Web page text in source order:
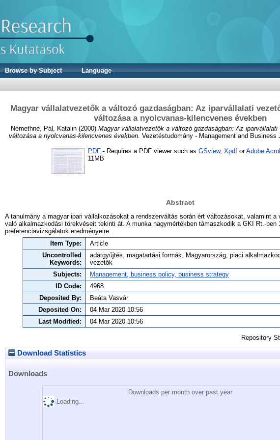
Browse by Subject
Language
Magyar vállalatvezetők a változó gazdaságban: Az iparvállalati
változása a nyolcvanas-kilencvenes években
Némethné, Pál, Katalin (2000) Magyar vállalatvezetők a változó gazdaságban: Az
változása a nyolcvanas-kilencvenes években. Vezetéstudomány - Management and Business
PDF - Requires a PDF viewer such as GSview, Xpdf orAdobe
11MB
Abstract
A tanulmány a magyar ipari vállalkozásokat a rendszerváltás során ért változásokat, valamint a
való alkalmazkodási törekvéseit tekinti át. A munka nagymértékben támaszkodik a GKI Rt.-ben
preferenciavizsgálatok eredményeire.
Item Type:
Article
Uncontrolled
Keywords:
adatgyűjtés, magatartási formák, Magyarország, piaci
vezetők
Subjects:
Management, business policy, business strategy
ID Code:
4968
Deposited By:
Beáta Vasvár
Deposited On:
04 Mar 2020 10:56
Last Modified:
04 Mar 2020 10:56
Repository
Download Statistics
Downloads
Downloads per month over past year
Loading...